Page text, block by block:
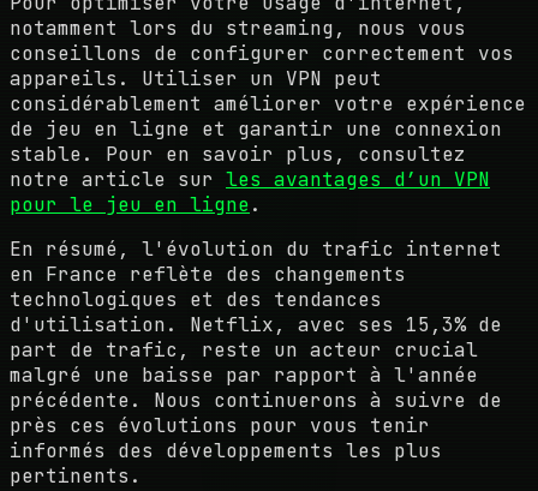
notamment lors du streaming, nous vous
conseillons de configurer correctement vos
appareils. Utiliser un VPN peut
considérablement améliorer votre expérience
de jeu en ligne et garantir une connexion
stable. Pour en savoir plus, consultez
notre article sur les avantages d’un VPN
pour le jeu en ligne.
En résumé, l'évolution du trafic internet
en France reflète des changements
technologiques et des tendances
d'utilisation. Netflix, avec ses 15,3% de
part de trafic, reste un acteur crucial
malgré une baisse par rapport à l'année
précédente. Nous continuerons à suivre de
près ces évolutions pour vous tenir
informés des développements les plus
pertinents.